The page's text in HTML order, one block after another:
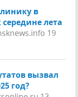
в
лета
19
вызвал
год?